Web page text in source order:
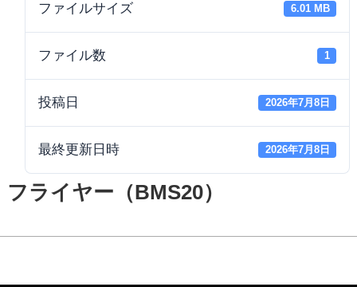
ファイルサイズ 6.01 MB
ファイル数 1
投稿日 2026年7月8日
最終更新日時 2026年7月8日
フライヤー（BMS20）